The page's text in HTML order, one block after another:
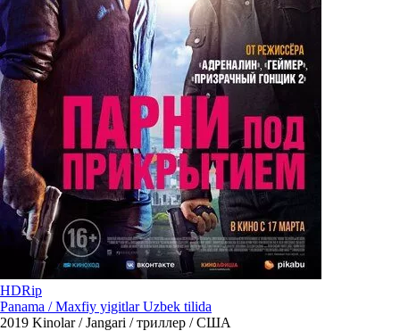
HDRip
Panama / Maxfiy yigitlar Uzbek tilida
2019 Kinolar / Jangari / триллер / США